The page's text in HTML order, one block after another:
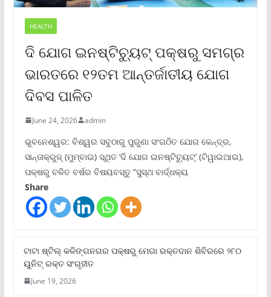
HEALTH
ଦି ଯୋଗ ଇନଷ୍ଟିଚ୍ୟୁଟ୍ ପକ୍ଷରୁ ସମଗ୍ର
ଭାରତରେ ୧୨ତମ ଆନ୍ତର୍ଜାତୀୟ ଯୋଗ
ଦିବସ ପାଳିତ
June 24, 2026 admin
ଭୁବନେଶ୍ୱର: ବିଶ୍ୱର ସବୁଠାରୁ ପୁରୁଣା ସଂଗଠିତ ଯୋଗ କେନ୍ଦ୍ର,
ସାନ୍ତାକ୍ରୁଜ୍ (ମୁମ୍ବାଇ) ସ୍ଥିତ ‘ଦି ଯୋଗ ଇନଷ୍ଟିଚ୍ୟୁଟ୍‌’ (ଟିୱାଇଆଇ),
ପକ୍ଷରୁ ଚଳିତ ବର୍ଷର ବିଷୟବସ୍ତୁ “ସୁସ୍ଥ ବାର୍ଦ୍ଧକ୍ୟ
Share
ଟାଟା ଷ୍ଟିଲ୍‌ କଳିଙ୍ଗନଗର ପକ୍ଷରୁ ମେଗା ରକ୍ତଦାନ ଶିବିରରେ ୨୮୦
ୟୁନିଟ୍‌ ରକ୍ତ ସଂଗୃହୀତ
June 19, 2026